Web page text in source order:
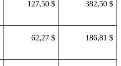
127,50 $ 382,50 $
62,27 $ 186,81 $